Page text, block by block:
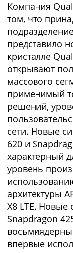
Компания
том, что
представило
кристалле
открывают
массового
применимый
решений,
сети. Новые
620 и
характерный
уровень
архитектуры
X8 LTE. Новые
Snapdragon
впервые